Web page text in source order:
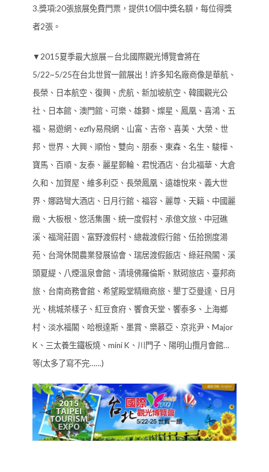
3.獎項:20張旅展免費門票，提供10個中獎名額，每位得獎
者2張。
▼2015夏季最大旅展－台北國際觀光博覽會將在
5/22~5/25在台北世貿一館展出！許多知名廠商像是華航、
長榮、日本航空、復興、虎航、新加坡航空、韓國觀光公
社、日本館、澳門館、可樂、雄獅、燦星、鳳凰、喜鴻、五
福、易遊網、ezfly易飛網、山富、吉帝、喜美、大榮、世
邦、世界、大興、順怡、雙向、朋泰、東森、名生、駿樺、
寶馬、百順、友泰、麗星郵輪、君悅酒店、台北福華、大倉
久和、加賀屋、維多利亞、長榮鳳凰、遠雄悅來、義大世
界、娜路彎大酒店、日月行館、福容、麗尊、天籟、中國麗
緻、大板根、悠活集團、統一度假村、承億文旅、中冠礁
溪、福灣莊園、富野渡假村、總裁渡假行館、伍拾捌度湯
苑、台灣休閒農業發展協會、瑞居渡假飯店、綠莊飛閣、溪
頭夏緹、八煙溫泉會館、清境佛羅倫斯、默砌旅店、臺邦商
旅、台南商務會館、希望殿堂精緻商旅、墾丁亞曼達、日月
光、桃城茶樣子、紅豆食府、饗食天堂、饗泰多、上海鄉
村、淡水福閣、哈根達斯、墨賞、樂慕亞、京兆尹、Major
K、三太養生鐵板燒、mini K、川門子、陽明山攬月會館…
等(太多了寫不完……)